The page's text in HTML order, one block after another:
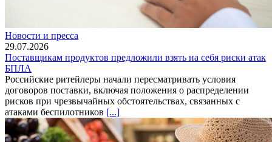
Новости и пресса
29.07.2026
Поставщикам продуктов предложили взять на себя риски атак
БПЛА
Российские ритейлеры начали пересматривать условия
договоров поставки, включая положения о распределении
рисков при чрезвычайных обстоятельствах, связанных с
атаками беспилотников [...]